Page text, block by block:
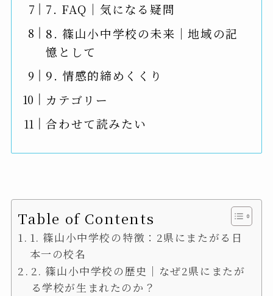
7. FAQ｜気になる疑問
8. 篠山小中学校の未来｜地域の記
憶として
9. 情感的締めくくり
カテゴリー
合わせて読みたい
Table of Contents
1. 篠山小中学校の特徴：2県にまたがる日
本一の校名
2. 篠山小中学校の歴史｜なぜ2県にまたが
る学校が生まれたのか？